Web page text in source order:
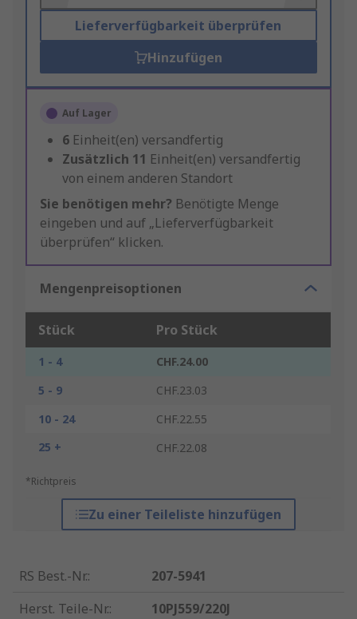
Lieferverfügbarkeit überprüfen
Hinzufügen
Auf Lager
6 Einheit(en) versandfertig
Zusätzlich 11 Einheit(en) versandfertig
von einem anderen Standort
Sie benötigen mehr? Benötigte Menge
eingeben und auf „Lieferverfügbarkeit
überprüfen“ klicken.
Mengenpreisoptionen
Stück Pro Stück
1 - 4
CHF.24.00
5 - 9
CHF.23.03
10 - 24
CHF.22.55
25 +
CHF.22.08
*Richtpreis
Zu einer Teileliste hinzufügen
RS Best.-Nr.:
207-5941
Herst. Teile-Nr.:
10PJ559/220J